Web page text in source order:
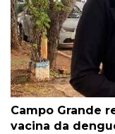
Campo Grande
vacina da